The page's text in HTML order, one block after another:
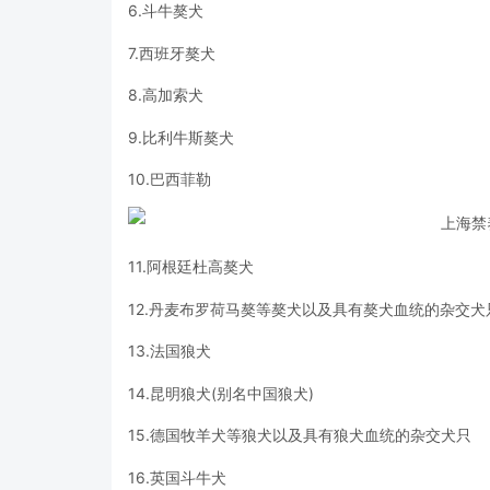
6.斗牛獒犬
7.西班牙獒犬
8.高加索犬
9.比利牛斯獒犬
10.巴西菲勒
11.阿根廷杜高獒犬
12.丹麦布罗荷马獒等獒犬以及具有獒犬血统的杂交犬
13.法国狼犬
14.昆明狼犬(别名中国狼犬)
15.德国牧羊犬等狼犬以及具有狼犬血统的杂交犬只
16.英国斗牛犬